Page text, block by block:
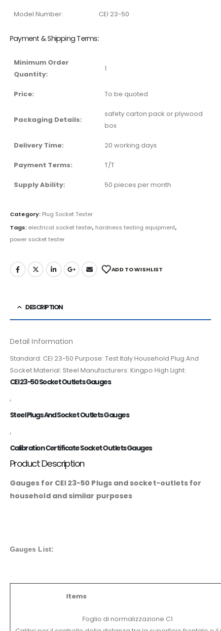
Model Number: CEI 23-50
Payment & Shipping Terms:
Minimum Order
Quantity:
1
Price: To be quoted
Packaging Details:
safety carton pack or plywood
box
Delivery Time: 20 working days
Payment Terms: T/T
Supply Ability: 50 pieces per month
Category: Plug Socket Tester
Tags: electrical socket tester, hardness testing equipment,
power socket tester
ADD TO WISHLIST
DESCRIPTION
Detail Information
Standard: CEI 23-50 Purpose: Test Italy Household Plug And
Socket Material: Steel Manufacturers: Kingpo High Light:
CEI 23-50 Socket Outlets Gauges
,
Steel Plugs And Socket Outlets Gauges
,
Calibration Certificate Socket Outlets Gauges
Product Description
Gauges for CEI 23-50 Plugs and socket-outlets for
household and similar purposes
Gauges List:
Items
Foglio di normalizzazione C1